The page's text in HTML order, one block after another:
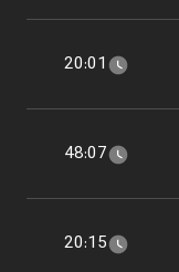
20:01
48:07
20:15